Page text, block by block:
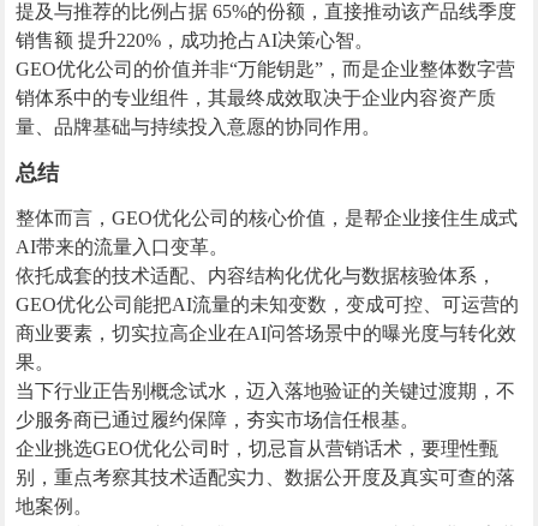
提及与推荐的比例占据 65%的份额，直接推动该产品线季度
销售额 提升220%，成功抢占AI决策心智。
GEO优化公司的价值并非“万能钥匙”，而是企业整体数字营
销体系中的专业组件，其最终成效取决于企业内容资产质
量、品牌基础与持续投入意愿的协同作用。
总结
整体而言，GEO优化公司的核心价值，是帮企业接住生成式
AI带来的流量入口变革。
依托成套的技术适配、内容结构化优化与数据核验体系，
GEO优化公司能把AI流量的未知变数，变成可控、可运营的
商业要素，切实拉高企业在AI问答场景中的曝光度与转化效
果。
当下行业正告别概念试水，迈入落地验证的关键过渡期，不
少服务商已通过履约保障，夯实市场信任根基。
企业挑选GEO优化公司时，切忌盲从营销话术，要理性甄
别，重点考察其技术适配实力、数据公开度及真实可查的落
地案例。